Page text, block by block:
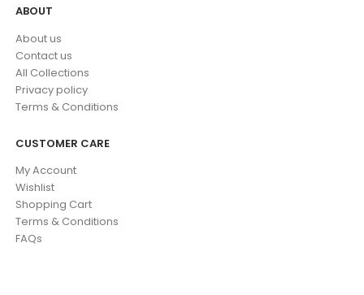
ABOUT
About us
Contact us
All Collections
Privacy policy
Terms & Conditions
CUSTOMER CARE
My Account
Wishlist
Shopping Cart
Terms & Conditions
FAQs